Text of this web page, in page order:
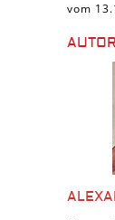
vom